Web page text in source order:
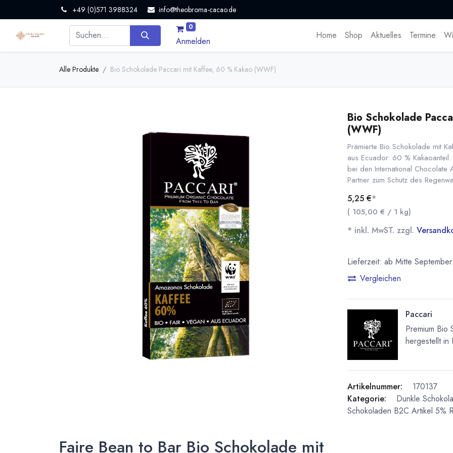
+49 (0)571 3988324 info@theobroma-cacao.de
0
Anmelden
Home Shop Aktuelles Termine
Alle Produkte Bio Schokolade Paccari mit Kaffee, 60 % Kakao (WWF)
Bio Schokolade
(WWF)
Prämierte Bio Schokolade mit
aus Ecuador. 60 %
bei den International
Partner zum Schutz des
5,25 €*
( 105,00 € / 1 kg)
* inkl. MwST. zzgl.
Lieferzeit: ab Mitte September
Vergleichen
Paccari
Premium Bio
hergestellt in
Artikelnummer:
170137
Kategorie:
Dunkle
Schokoladen B2C Artikel 5%
Faire Bean to Bar Bio Schokolade mit